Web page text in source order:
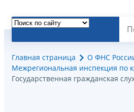
Главная страница О ФНС
Межрегиональная инспекция по
Государственная гражданская